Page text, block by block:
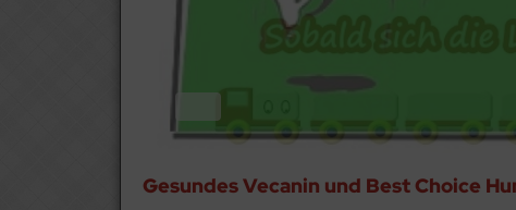
Gesundes Vecanin und Best Choice